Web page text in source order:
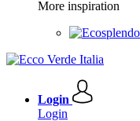
More inspiration
Login
Login